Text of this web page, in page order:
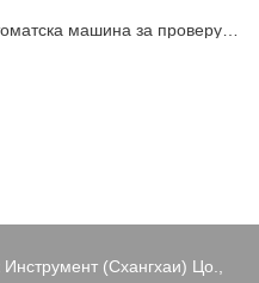
Динамичка контролна вага је аутоматска машина за проверу тежине упаковане робе преко сензора и технологије дигиталне обраде сигнала. Систем контролне ваге велике брзине провераваће тежине производа док се крећу великом брзином, одбијајући све производе који су изнад или испод постављене тежине. Широко се користи у фармацеутској индустрији, прехрамбеним производима, производима за личну негу и лакој индустрији за ин-лине проверу тежине како би се осигурао квалитет производа.Препоручена употреба система контролних вага1. Провера паковања премале/прекомерне тежине, усклађености са прописом о претходном паковању2. Провера компоненти које недостају да би се обезбедила комплетност производа3. Контрола квалитета, подаци о тежини сваког производа се снимају4. Класификација производа по тежини5. Реализација повратне везе са информацијама о тежини, оптимизација процеса пуњења и дозирања
(Схангхаи) Цо.,